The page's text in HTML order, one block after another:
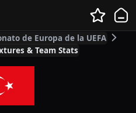
de Europa de la UEFA
& Team Stats